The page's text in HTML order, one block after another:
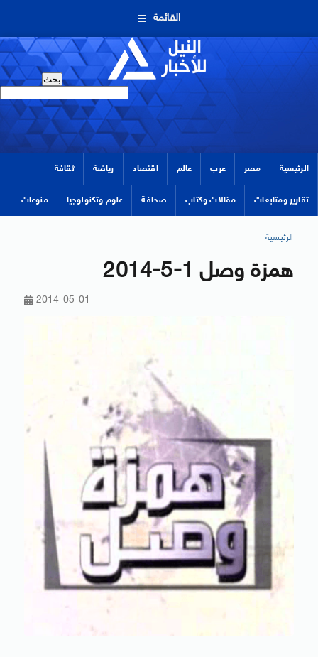
القائمة
الرئيسية مصر عرب عالم اقتصاد رياضة ثقافة
تقارير ومتابعات مقالات وكتاب صحافة علوم وتكنولوجيا منوعات
الرئيسية
همزة وصل 1-5-2014
2014-05-01